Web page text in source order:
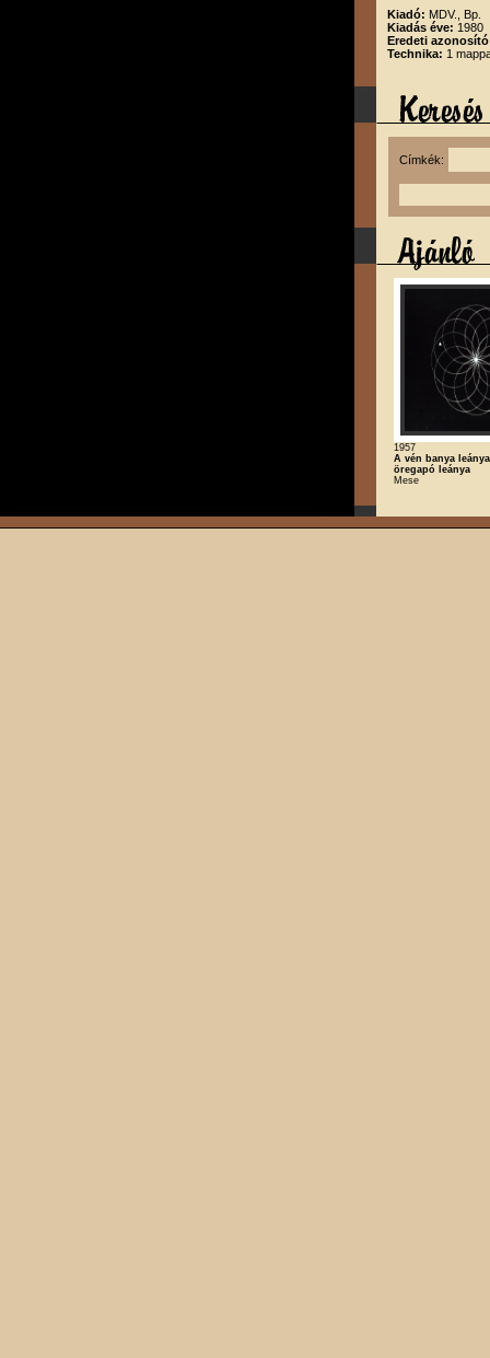
Kiadó: MDV., Bp.
Kiadás éve: 1980
Eredeti
Technika: 1
Címkék:
1957
A vén banya
öregapó leánya
Mese